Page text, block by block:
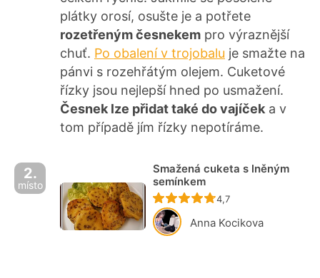
plátky orosí, osušte je a potřete
rozetřeným česnekem pro výraznější
chuť. Po obalení v trojobalu je smažte na
pánvi s rozehřátým olejem. Cuketové
řízky jsou nejlepší hned po usmažení.
Česnek lze přidat také do vajíček a v
tom případě jím řízky nepotíráme.
2.
místo
Smažená cuketa s lněným
semínkem
Recept ještě nebyl
4,7
Anna Kocikova